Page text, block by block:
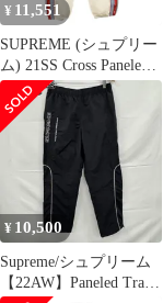
¥ 11,551
SUPREME (シュプリー
ム) 21SS Cross Paneled
Track Pant クロスパネ
ルトラックパンツ ホワ
イト/レッド
¥ 10,500
Supreme/シュプリーム
【22AW】Paneled Track